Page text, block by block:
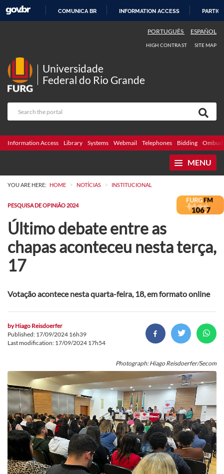
COMUNICA BR INFORMATION ACCESS
PORTUGUÊS ESPAÑOL
HIGH CONTRAST SITE MAP
Universidade
Federal do Rio Grande
Information Access Library Systems Webmail Telephones Bidding
MENU
YOU ARE HERE: HOME > NOTÍCIAS > INSTITUCIONAL
PESQUISA DE OPINIÃO 2024
Último debate entre as
chapas aconteceu nesta terça,
17
Votação acontece nesta quarta-feira, 18, em formato online
byHiago Reisdoerfer
Published: 17/09/2024 16h39
Last modification: 17/09/2024 17h54
Photograph: Hiago Reisdoerfer/Secom